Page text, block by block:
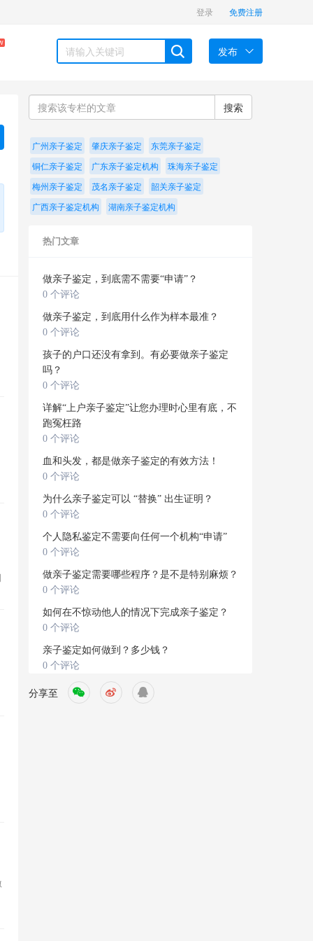
登录 免费注册
发布
搜索
广州亲子鉴定 肇庆亲子鉴定
东莞亲子鉴定
铜仁亲子鉴定
广东亲子鉴定机构
珠海亲子鉴定
梅州亲子鉴定
茂名亲子鉴定
韶关亲子鉴定
广西亲子鉴定机构
湖南亲子鉴定机构
热门文章
做亲子鉴定，到底需不需要“申请”？
0 个评论
做亲子鉴定，到底用什么作为样本最准？
0 个评论
孩子的户口还没有拿到。有必要做亲子鉴定
吗？
0 个评论
详解“上户亲子鉴定”让您办理时心里有底，不
跑冤枉路
0 个评论
血和头发，都是做亲子鉴定的有效方法！
0 个评论
为什么亲子鉴定可以 “替换” 出生证明？
0 个评论
个人隐私鉴定不需要向任何一个机构“申请”
0 个评论
做亲子鉴定需要哪些程序？是不是特别麻烦？
0 个评论
如何在不惊动他人的情况下完成亲子鉴定？
0 个评论
亲子鉴定如何做到？多少钱？
0 个评论
分享至